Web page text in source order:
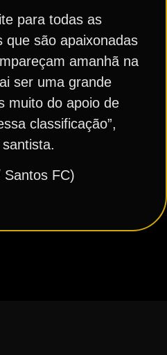
para todas as
que são apaixonadas
amanhã na
ser uma grande
muito do apoio de
classificação”,
Santos FC)